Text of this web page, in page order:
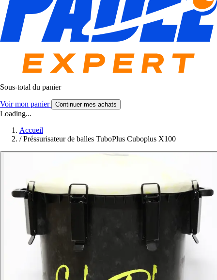
Sous-total du panier
Voir mon panier Continuer mes achats
Loading...
Accueil
/ Préssurisateur de balles TuboPlus Cuboplus X100